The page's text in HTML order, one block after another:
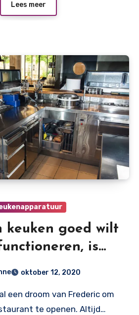
Lees meer
keuken goed wilt
is
apparatuur
oktober 12, 2020
te openen. Altijd…